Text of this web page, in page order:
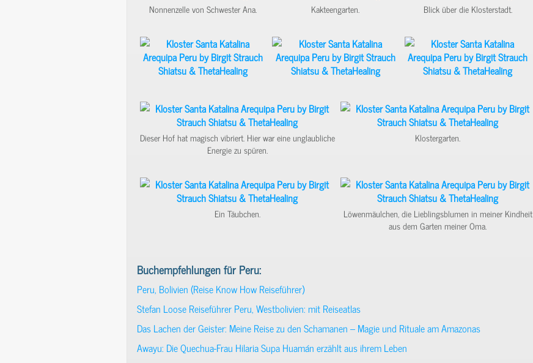
Nonnenzelle von Schwester Ana. Kakteengarten. Blick über die Klosterstadt.
Dieser Hof hat magisch vibriert. Hier war eine unglaubliche
Energie zu spüren.
Klostergarten.
Ein Täubchen.
Löwenmäulchen, die Lieblingsblumen in meiner Kindheit
aus dem Garten meiner Oma.
Buchempfehlungen für Peru:
Peru, Bolivien (Reise Know How Reiseführer)
Stefan Loose Reiseführer Peru, Westbolivien: mit Reiseatlas
Das Lachen der Geister: Meine Reise zu den Schamanen – Magie und Rituale am Amazonas
Awayu: Die Quechua-Frau Hilaria Supa Huamán erzählt aus ihrem Leben